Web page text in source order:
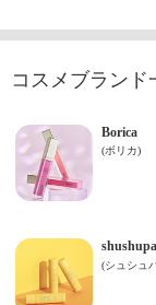
コスメブランド